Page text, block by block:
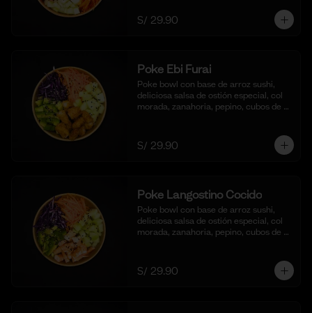
S/ 29.90
Poke Ebi Furai
Poke bowl con base de arroz sushi,
deliciosa salsa de ostión especial, col
morada, zanahoria, pepino, cubos de
S/ 29.90
Poke Langostino Cocido
Poke bowl con base de arroz sushi,
deliciosa salsa de ostión especial, col
morada, zanahoria, pepino, cubos de
S/ 29.90